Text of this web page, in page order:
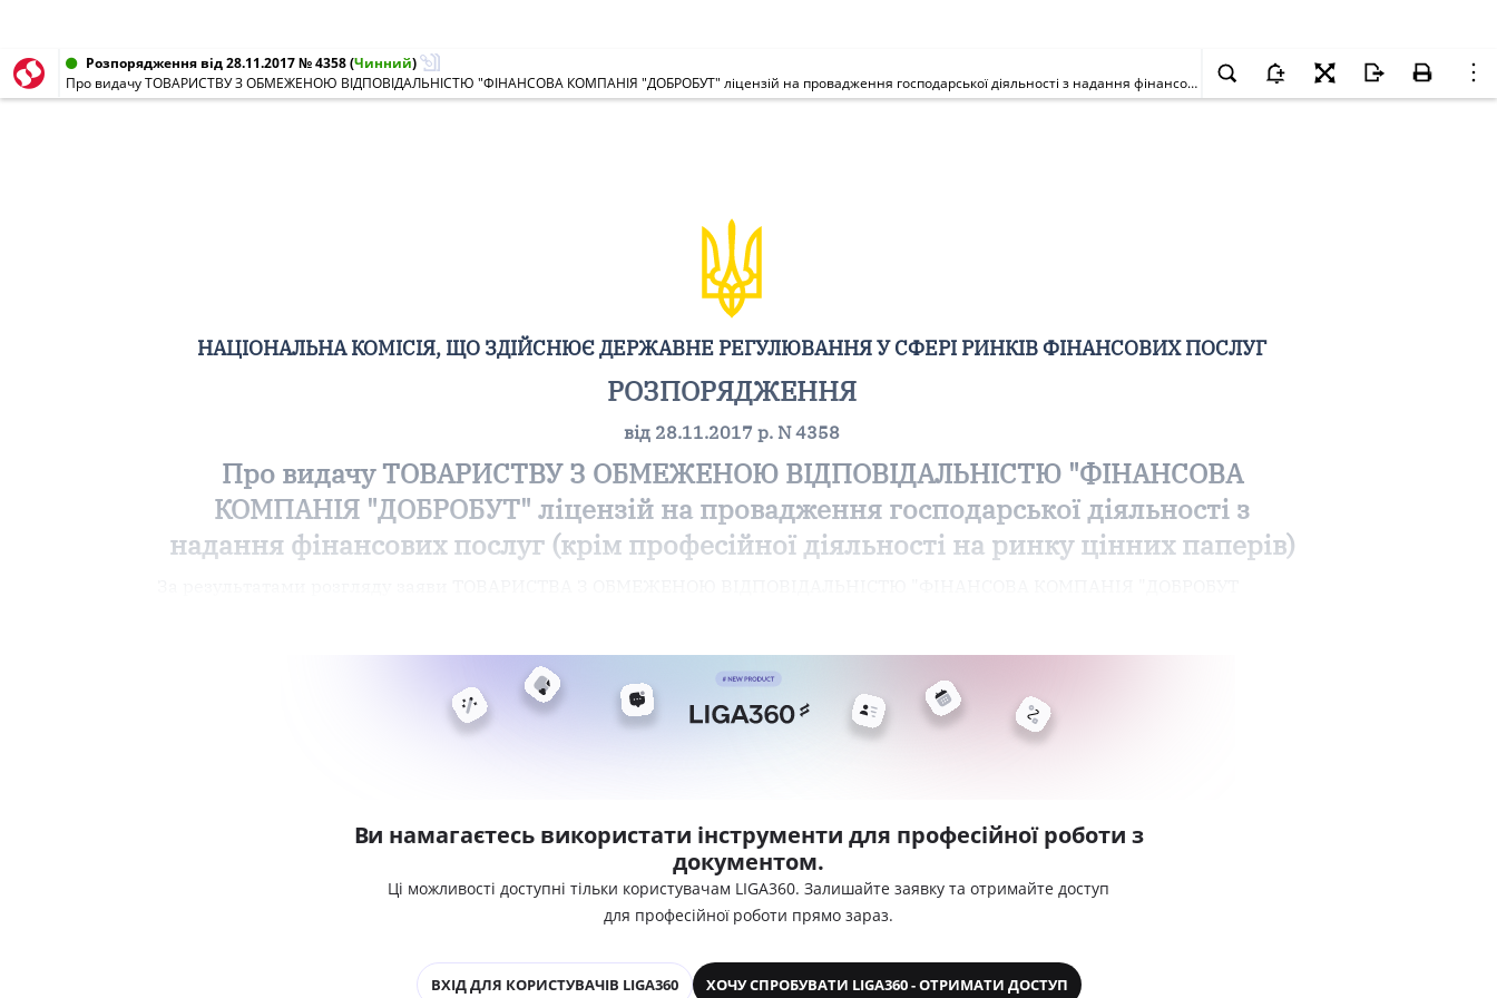
Розпорядження від 28.11.2017 № 4358(Чинний)
Про видачу ТОВАРИСТВУ З ОБМЕЖЕНОЮ ВІДПОВІДАЛЬНІСТЮ "ФІНАНСОВА КОМПАНІЯ "ДОБРОБУТ" ліцензій на провадження господарської діяльності з надання фінансових послуг (крім професійної діяльності на ринку цінних паперів)
НАЦІОНАЛЬНА КОМІСІЯ, ЩО ЗДІЙСНЮЄ ДЕРЖАВНЕ РЕГУЛЮВАННЯ У СФЕРІ РИНКІВ ФІНАНСОВИХ ПОСЛУГ
РОЗПОРЯДЖЕННЯ
від 28.11.2017 р. N 4358
Про видачу ТОВАРИСТВУ З ОБМЕЖЕНОЮ ВІДПОВІДАЛЬНІСТЮ "ФІНАНСОВА
КОМПАНІЯ "ДОБРОБУТ" ліцензій на провадження господарської діяльності з
надання фінансових послуг (крім професійної діяльності на ринку цінних паперів)
Ви намагаєтесь використати інструменти для професійної роботи з
документом.
Ці можливості доступні тільки користувачам LIGA360. Залишайте заявку та отримайте доступ
для професійної роботи прямо зараз.
ВХІД ДЛЯ КОРИСТУВАЧІВ LIGA360 ХОЧУ СПРОБУВАТИ LIGA360 - ОТРИМАТИ ДОСТУП